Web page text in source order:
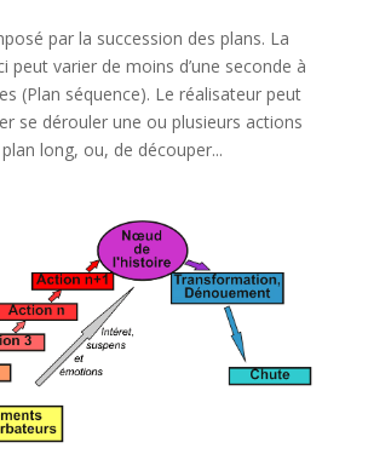
par la succession des plans. La
peut varier de moins d’une seconde à
(Plan séquence). Le réalisateur peut
se dérouler une ou plusieurs actions
long, ou, de découper...